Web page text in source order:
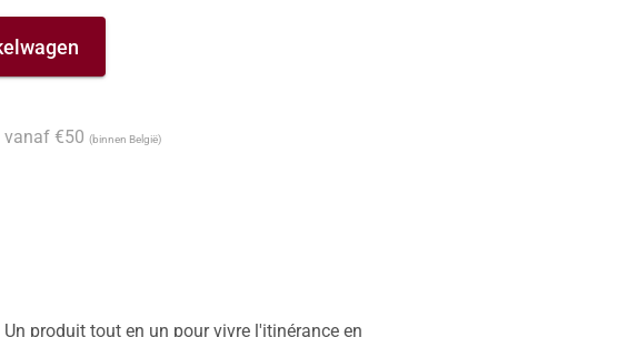
vanaf €50 (binnen België)
produit tout en un pour vivre l'itinérance en